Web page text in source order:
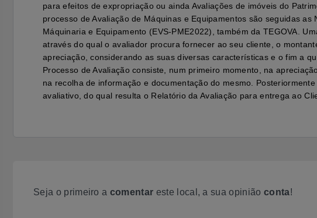
para efeitos de expropriação ou ainda Avaliações de imóveis do
processo de Avaliação de Máquinas e Equipamentos são seguidas as
Máquinaria e Equipamento (EVS-PME2022), também da TEGOVA.
através do qual o avaliador procura fornecer ao seu cliente, o
apreciação, considerando as suas diversas características e o fim a
Processo de Avaliação consiste, num primeiro momento, na
na recolha de informação e documentação do mesmo.
avaliativo, do qual resulta o Relatório da Avaliação para entrega ao
Seja o primeiro a comentar este local, a sua opinião conta!